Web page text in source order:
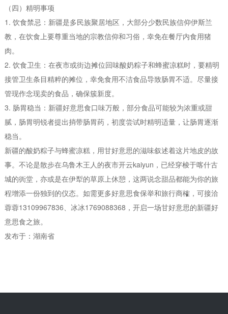
（四）精明事项
1. 饮食禁忌：新疆是多民族聚居地区，大部分少数民族信仰伊斯兰
教，在饮食上要尊重当地的宗教信仰和习俗，幸免在餐厅内食用猪
肉。
2. 饮食卫生：在夜市或街边摊位回味酸奶粽子和蜂蜜凉糕时，要精明
接管卫生条目精粹的摊位，幸免食用不洁食品导致肠胃不适。尽量接
管现作念现卖的食品，确保簇新度。
3. 肠胃稳当：新疆好意思食口味万般，部分食品可能较为浓重或甜
腻，肠胃明锐者提出捎带肠胃药，初度尝试时精明适量，让肠胃逐渐
稳当。
新疆的酸奶粽子与蜂蜜凉糕，用甘好意思的滋味叙述着这片地皮的故
事。不论是散步在乌鲁木王人的夜市开云kaiyun，已经穿梭于喀什古
城的衖堂，亦或是在伊犁的草原上休憩，这两说念甜品都能为你的旅
程增添一份独到的仪态。如需更多好意思食保举和旅行商榷，可接洽
蓉蓉13109967836、冰冰1769088368，开启一场甘好意思的新疆好
意思食之旅。
发布于：湖南省